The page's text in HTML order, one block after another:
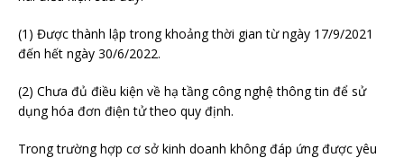
(1) Được thành lập trong khoảng thời gian từ ngày 17/9/2021
đến hết ngày 30/6/2022.
(2) Chưa đủ điều kiện về hạ tầng công nghệ thông tin để sử
dụng hóa đơn điện tử theo quy định.
Trong trường hợp cơ sở kinh doanh không đáp ứng được yêu